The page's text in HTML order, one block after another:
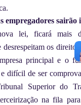
empregadores sairão
lei, ficará mais
os direitos
principal e o
difícil de ser
Superior do
na fila